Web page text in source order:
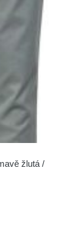
žlutá /